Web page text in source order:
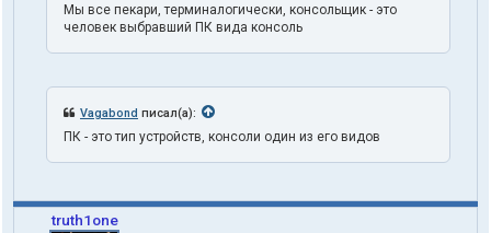
Мы все пекари, терминалогически, консольщик - это
человек выбравший ПК вида консоль
Vagabond писал(а):
ПК - это тип устройств, консоли один из его видов
truth1one